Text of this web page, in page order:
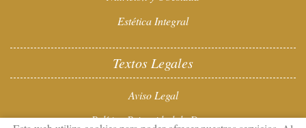
Estética Integral
Textos Legales
Aviso Legal
Política Privacidad de Datos